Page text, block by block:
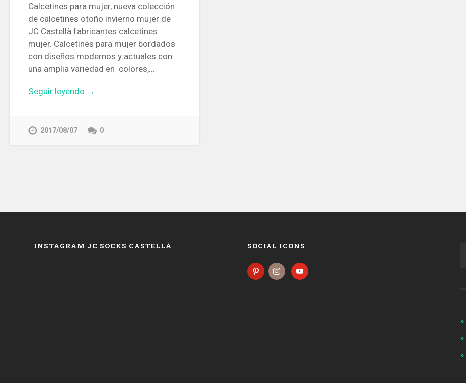
Calcetines para mujer, nueva colección
de calcetines otoño invierno mujer de
JC Castellà fabricantes calcetines
mujer. Calcetines para mujer bordados
con diseños modernos y actuales con
una amplia variedad en colores,…
Seguir leyendo →
2017/08/07 0
INSTAGRAM JC SOCKS CASTELLÀ SOCIAL ICONS